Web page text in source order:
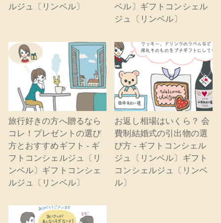
ルジュ〔リンベル〕
ベル〕ギフトコンシェル
ジュ〔リンベル〕
旅行好きの方へ贈るなら
コレ！プレゼントの選び
方とおすすめギフト - ギ
フトコンシェルジュ〔リ
ンベル〕ギフトコンシェ
ルジュ〔リンベル〕
お返し相場はいくら？ 会
費制結婚式の引出物の選
び方 - ギフトコンシェル
ジュ〔リンベル〕ギフト
コンシェルジュ〔リンベ
ル〕